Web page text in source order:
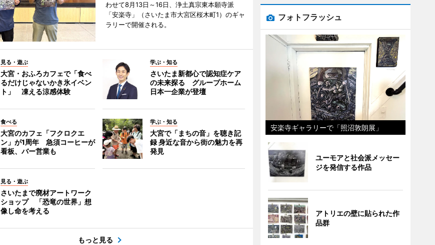
わせて8月13日～16日、浄土真宗東本願寺派
「安楽寺」（さいたま市大宮区桜木町1）のギャ
ラリーで開催される。
見る・遊ぶ
大宮・おふろカフェで「食べ
るだけじゃないかき氷イベン
ト」 凍える涼感体験
学ぶ・知る
さいたま新都心で認知症ケア
の未来探る グループホーム
日本一企業が登壇
食べる
大宮のカフェ「フクロクエ
ン」が1周年 急須コーヒーが
看板、バー営業も
学ぶ・知る
大宮で「まちの音」を聴き記
録 身近な音から街の魅力を再
発見
見る・遊ぶ
さいたまで廃材アートワーク
ショップ 「恐竜の世界」想
像し命を考える
もっと見る
フォトフラッシュ
安楽寺ギャラリーで「照沼敦朗展」
ユーモアと社会派メッセー
ジを発信する作品
アトリエの壁に貼られた作
品群